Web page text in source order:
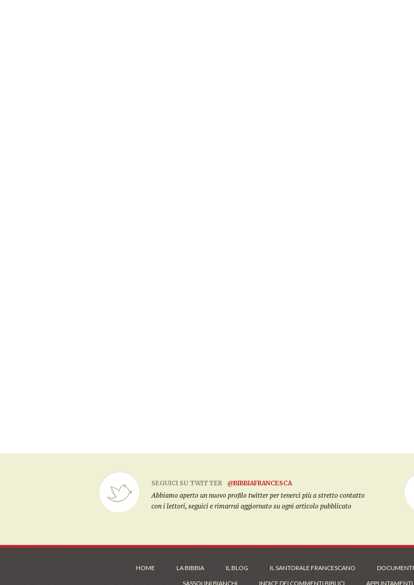
SEGUICI SU TWITTER
@BIBBIAFRANCESCA
Abbiamo aperto un nuovo profilo twitter per tenerci più a stretto contatto
con i lettori, seguici e rimarrai aggiornato su ogni articolo pubblicato
HOME LA BIBBIA IL BLOG IL SANTORALE FRANCESCANO DOCUMENTI
SASSOLINI BIANCHI
INDICE DEI COMMENTI BIBLICI APPUNTAMENTI